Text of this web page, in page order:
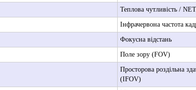
Теплова чутливість /
Інфрачервона частота
Фокусна відстань
Поле зору (FOV)
Просторова роздільна
(IFOV)